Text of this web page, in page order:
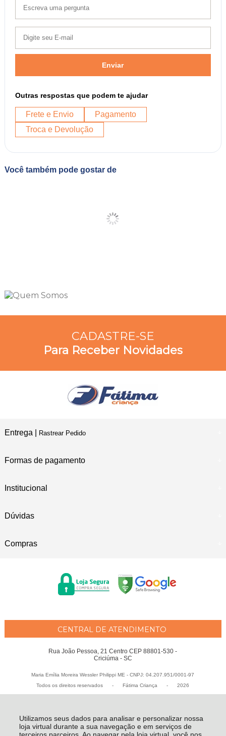
Utilizamos seus dados para analisar e personalizar nossa
loja virtual durante a sua navegação e em serviços de
Enviar
Outras respostas que podem te ajudar
Frete e Envio
Pagamento
Troca e Devolução
Você também pode gostar de
CADASTRE-SE
Para Receber Novidades
Entrega | Rastrear Pedido
Formas de pagamento
Institucional
Dúvidas
Compras
CENTRAL DE ATENDIMENTO
Rua João Pessoa, 21 Centro CEP 88801-530 -
Criciúma - SC
Maria Emília Moreira Wessler Philippi ME - CNPJ: 04.207.951/0001-97
Todos os direitos reservados
- Fátima Criança - 2026